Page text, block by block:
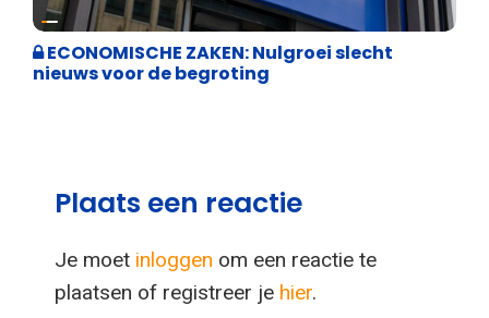
Binnenland politiek
ECONOMISCHE ZAKEN: Nulgroei slecht
nieuws voor de begroting
Plaats een reactie
Je moet inloggen om een reactie te
plaatsen of registreer je hier.